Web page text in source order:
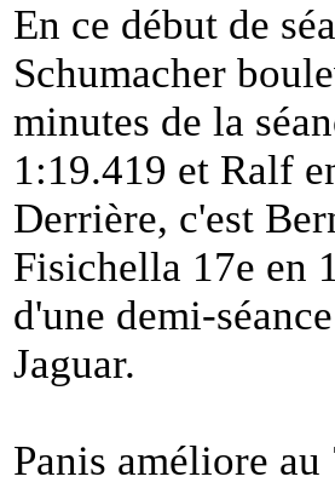
En ce début de
Schumacher
minutes de la
1:19.419 et Ralf
Derrière, c'est
Fisichella 17e en
d'une demi-
Jaguar.
Panis améliore